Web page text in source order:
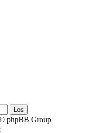
phpBB Group